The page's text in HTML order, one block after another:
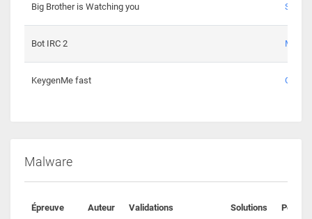
Big Brother is Watching you
Bot IRC 2
KeygenMe fast Ge0
Malware
Épreuve Auteur Validations Solutions Points